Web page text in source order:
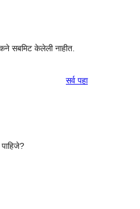
सबमिट केलेली नाहीत.
सर्वपुनरावलोकने
पहा